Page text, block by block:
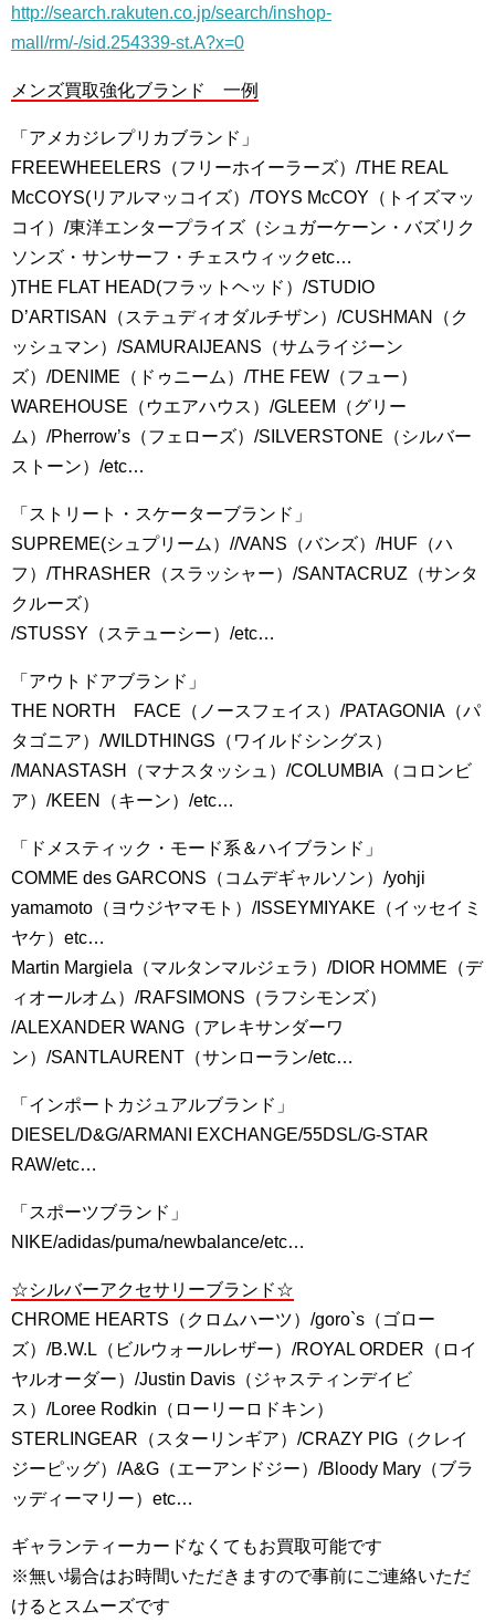
http://search.rakuten.co.jp/search/inshop-
mall/rm/-/sid.254339-st.A?x=0
メンズ買取強化ブランド 一例
「アメカジレプリカブランド」
FREEWHEELERS（フリーホイーラーズ）/THE REAL
McCOYS(リアルマッコイズ）/TOYS McCOY（トイズマッ
コイ）/東洋エンタープライズ（シュガーケーン・バズリク
ソンズ・サンサーフ・チェスウィックetc…
)THE FLAT HEAD(フラットヘッド）/STUDIO
D’ARTISAN（ステュディオダルチザン）/CUSHMAN（ク
ッシュマン）/SAMURAIJEANS（サムライジーン
ズ）/DENIME（ドゥニーム）/THE FEW（フュー）
WAREHOUSE（ウエアハウス）/GLEEM（グリー
ム）/Pherrow’s（フェローズ）/SILVERSTONE（シルバー
ストーン）/etc…
「ストリート・スケーターブランド」
SUPREME(シュプリーム）//VANS（バンズ）/HUF（ハ
フ）/THRASHER（スラッシャー）/SANTACRUZ（サンタ
クルーズ）
/STUSSY（ステューシー）/etc…
「アウトドアブランド」
THE NORTH FACE（ノースフェイス）/PATAGONIA（パ
タゴニア）/WILDTHINGS（ワイルドシングス）
/MANASTASH（マナスタッシュ）/COLUMBIA（コロンビ
ア）/KEEN（キーン）/etc…
「ドメスティック・モード系＆ハイブランド」
COMME des GARCONS（コムデギャルソン）/yohji
yamamoto（ヨウジヤマモト）/ISSEYMIYAKE（イッセイミ
ヤケ）etc…
Martin Margiela（マルタンマルジェラ）/DIOR HOMME（デ
ィオールオム）/RAFSIMONS（ラフシモンズ）
/ALEXANDER WANG（アレキサンダーワ
ン）/SANTLAURENT（サンローラン/etc…
「インポートカジュアルブランド」
DIESEL/D&G/ARMANI EXCHANGE/55DSL/G-STAR
RAW/etc…
「スポーツブランド」
NIKE/adidas/puma/newbalance/etc…
☆シルバーアクセサリーブランド☆
CHROME HEARTS（クロムハーツ）/goro`s（ゴロー
ズ）/B.W.L（ビルウォールレザー）/ROYAL ORDER（ロイ
ヤルオーダー）/Justin Davis（ジャスティンデイビ
ス）/Loree Rodkin（ローリーロドキン）
STERLINGEAR（スターリンギア）/CRAZY PIG（クレイ
ジーピッグ）/A&G（エーアンドジー）/Bloody Mary（ブラ
ッディーマリー）etc…
ギャランティーカードなくてもお買取可能です
※無い場合はお時間いただきますので事前にご連絡いただ
けるとスムーズです